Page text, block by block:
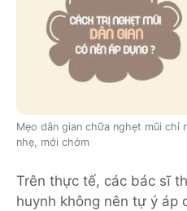
Mẹo dân gian chữa nghẹt mũi chỉ
nhẹ, mới chớm
Trên thực tế, các bác sĩ
huynh không nên tự ý áp